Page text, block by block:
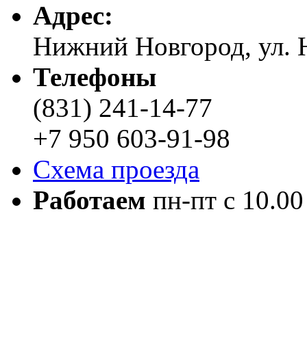
Адреc:
Нижний Новгород, ул.
Телефоны
(831) 241-14-77
+7 950 603-91-98
Схема проезда
Работаем пн-пт с